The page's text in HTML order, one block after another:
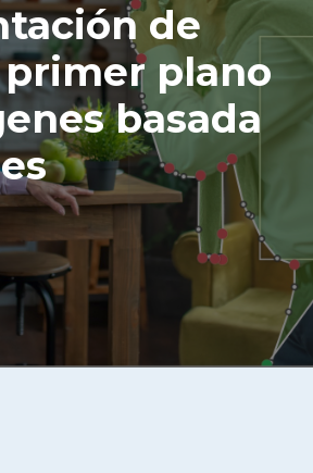
de
plano
basada